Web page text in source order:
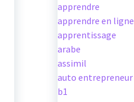
apprendre
apprendre en ligne
apprentissage
arabe
assimil
auto entrepreneur
b1